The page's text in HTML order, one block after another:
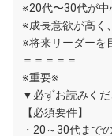
※20代〜30代が中
※成長意欲が高く
※将来リーダーを
＝＝＝＝＝
※重要※
▼必ずお読みく
【必須要件】
・20～30代まで